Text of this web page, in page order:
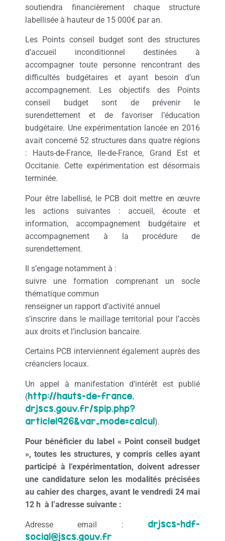
soutiendra financièrement chaque structure
labellisée à hauteur de 15 000€ par an.
Les Points conseil budget sont des structures
d’accueil inconditionnel destinées à
accompagner toute personne rencontrant des
difficultés budgétaires et ayant besoin d’un
accompagnement. Les objectifs des Points
conseil budget sont de prévenir le
surendettement et de favoriser l’éducation
budgétaire. Une expérimentation lancée en 2016
avait concerné 52 structures dans quatre régions
: Hauts-de-France, Ile-de-France, Grand Est et
Occitanie. Cette expérimentation est désormais
terminée.
Pour être labellisé, le PCB doit mettre en œuvre
les actions suivantes : accueil, écoute et
information, accompagnement budgétaire et
accompagnement à la procédure de
surendettement.
Il s’engage notamment à :
suivre une formation comprenant un socle
thématique commun
renseigner un rapport d’activité annuel
s’inscrire dans le maillage territorial pour l’accès
aux droits et l’inclusion bancaire.
Certains PCB interviennent également auprès des
créanciers locaux.
Un appel à manifestation d’intérêt est publié
(http://hauts-de-france.
drjscs.gouv.fr/spip.php?
article1926&var_mode=calcul).
Pour bénéficier du label « Point conseil budget
», toutes les structures, y compris celles ayant
participé à l’expérimentation, doivent adresser
une candidature selon les modalités précisées
au cahier des charges, avant le vendredi 24 mai
12 h à l’adresse suivante :
Adresse email : drjscs-hdf-
social@jscs.gouv.fr